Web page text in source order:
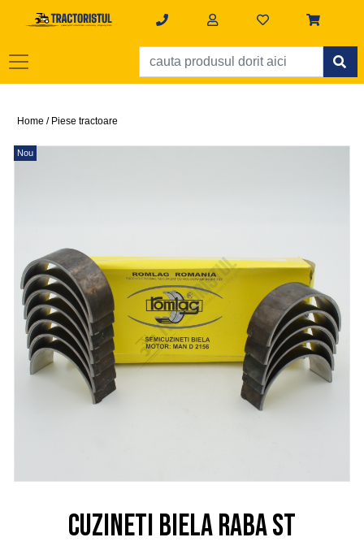
Home / Piese tractoare
Nou
Cuzineti biela RABA ST